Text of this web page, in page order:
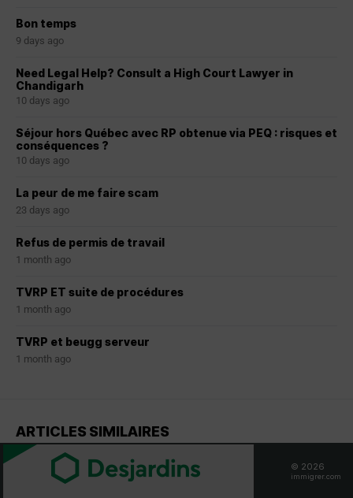
Bon temps
9 days ago
Need Legal Help? Consult a High Court Lawyer in
Chandigarh
10 days ago
Séjour hors Québec avec RP obtenue via PEQ : risques et
conséquences ?
10 days ago
La peur de me faire scam
23 days ago
Refus de permis de travail
1 month ago
TVRP ET suite de procédures
1 month ago
TVRP et beugg serveur
1 month ago
ARTICLES SIMILAIRES
© 2026
immigrer.com